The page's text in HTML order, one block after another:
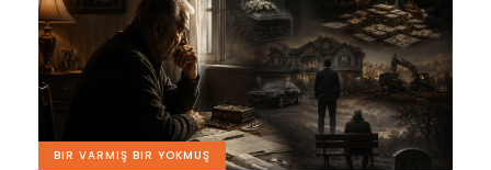
BIR VARMIŞ BIR YOKMUŞ